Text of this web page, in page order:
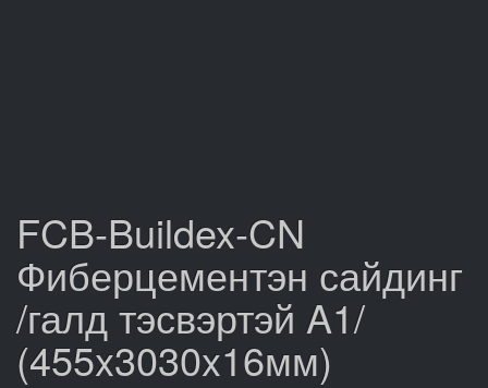
FCB-Buildex-CN
Фиберцементэн сайдинг
/галд тэсвэртэй A1/
(455x3030x16мм)